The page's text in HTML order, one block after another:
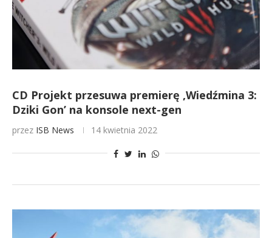
CD Projekt przesuwa premierę ‚Wiedźmina 3:
Dziki Gon’ na konsole next-gen
przez ISB News 14 kwietnia 2022